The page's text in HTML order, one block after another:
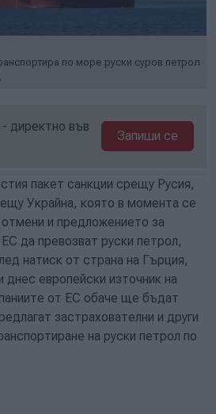
по море руски суров петрол
- директно във
Запиши се
пакет санкции срещу Русия,
Украйна, която в момента се
и предложението за
да превозват руски петрол,
натиск от страна на Гърция,
европейски източник на
от ЕС обаче ще бъдат
застрахователни и други
на руски петрол по